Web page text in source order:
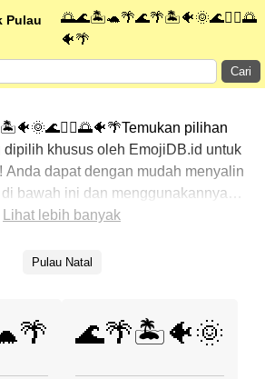
Pulau
🌅🌊🏝️🐢🌴🌊🌴🏝️🐠🌞🌊🏄‍♀️🌅
🐠🌴
Cari
pilihan
dipilih khusus oleh EmojiDB.id untuk
! Anda dapat dengan mudah menyalin
bawah ini dan menggunakannya di
untuk menambahkan sentuhan
yang paling populer terlebih
Pulau Natal dengan emoji.
Lihat lebih banyak
Pulau Natal
🌊🌴🏝️🐠🌞